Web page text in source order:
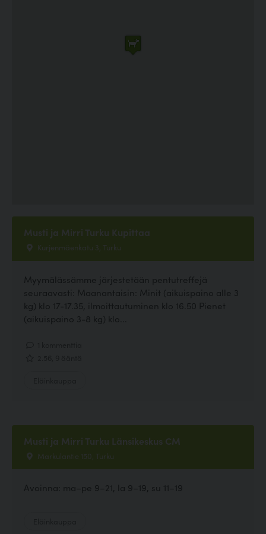
Musti ja Mirri Turku Kupittaa
Kurjenmäenkatu 3, Turku
Myymälässämme järjestetään pentutreffejä
seuraavasti: Maanantaisin: Minit (aikuispaino alle 3
kg) klo 17-17.35, ilmoittautuminen klo 16.50 Pienet
(aikuispaino 3-8 kg) klo...
Musti ja Mirri Turku Länsikeskus CM
Markulantie 150, Turku
Avoinna: ma–pe 9–21, la 9–19, su 11–19